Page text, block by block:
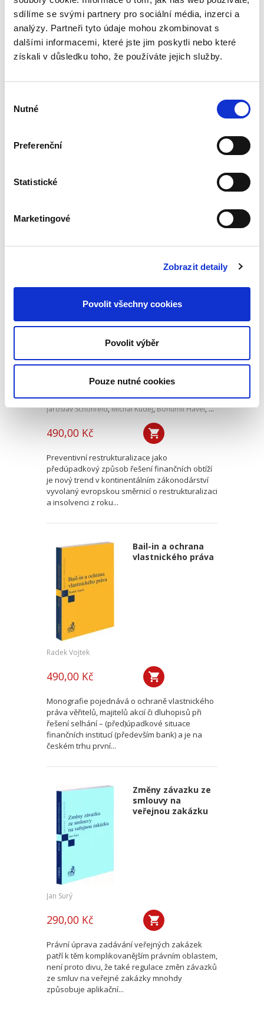
sdílíme se svými partnery pro sociální média, inzerci a
analýzy. Partneři tyto údaje mohou zkombinovat s
dalšími informacemi, které jste jim poskytli nebo které
získali v důsledku toho, že používáte jejich služby.
souhlasu
Nutné
Preferenční
Statistické
Marketingové
Zobrazit detaily
Povolit všechny cookies
Povolit výběr
Pouze nutné cookies
Rozebírá materiální prameny práva, respektive
důvody pro formální...
Náklady na výzkum
položka odčitatelná
290,00 Kč
Odpočet na podporu výzkumu a vývoje je tu s
námi již dlouho, a přesto teprve v posledních
mezi poplatníky, daňovými orgány a soudy,
Preventivní
Revoluce v oblasti
podnikatelských
Jaroslav Schönfeld,Michal Kuděj,Bohumil Havel,Petr Sprinz,a
490,00 Kč
Preventivní restrukturalizace jako
předúpadkový způsob řešení finančních obtíží
je nový trend v kontinentálním zákonodárství
vyvolaný evropskou směrnicí o restrukturalizaci
a insolvenci z roku...
Bail-in a ochrana
vlastnického práva
Radek Vojtek
490,00 Kč
Monografie pojednává o ochraně vlastnického
práva věřitelů, majitelů akcií či dluhopisů při
řešení selhání – (před)úpadkové situace
finančních institucí (především bank) a je na
českém trhu první...
Změny závazku ze
smlouvy na
veřejnou zakázku
Jan Surý
290,00 Kč
Právní úprava zadávání veřejných zakázek
patří k těm komplikovanějším právním oblastem,
není proto divu, že také regulace změn závazků
ze smluv na veřejné zakázky mnohdy
způsobuje aplikační...